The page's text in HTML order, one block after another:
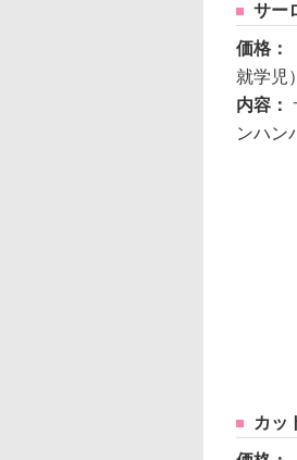
サー
価格：
就学児
内容：
ンハン
カッ